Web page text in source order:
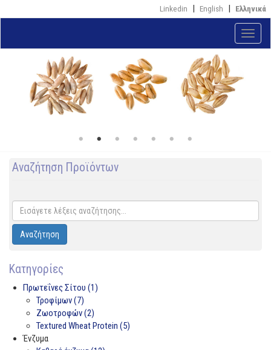
προς
Linkedin English Ελληνικά
Toggle
Αναζήτηση Προϊόντων
Αναζήτηση
Κατηγορίες
Πρωτεΐνες Σίτου (1)
Τροφίμων (7)
Ζωοτροφών (2)
Textured Wheat Protein (5)
Ένζυμα